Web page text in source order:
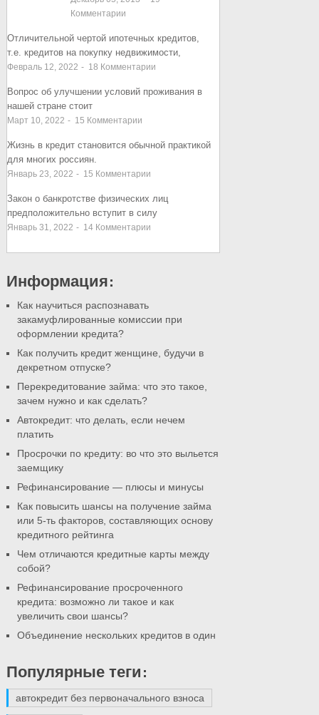
Комментарии
Отличительной чертой ипотечных кредитов,
т.е. кредитов на покупку недвижимости,
Февраль 12, 2022 - 18 Комментарии
Вопрос об улучшении условий проживания в
нашей стране стоит
Март 10, 2022 - 15 Комментарии
Жизнь в кредит становится обычной практикой
для многих россиян.
Январь 23, 2022 - 15 Комментарии
Закон о банкротстве физических лиц
предположительно вступит в силу
Январь 31, 2022 - 14Комментарии
Информация:
Как научиться распознавать
закамуфлированные комиссии при
оформлении кредита?
Как получить кредит женщине, будучи в
декретном отпуске?
Перекредитование займа: что это такое,
зачем нужно и как сделать?
Автокредит: что делать, если нечем
платить
Просрочки по кредиту: во что это выльется
заемщику
Рефинансирование — плюсы и минусы
Как повысить шансы на получение займа
или 5-ть факторов, составляющих основу
кредитного рейтинга
Чем отличаются кредитные карты между
собой?
Рефинансирование просроченного
кредита: возможно ли такое и как
увеличить свои шансы?
Объединение нескольких кредитов в один
Популярные теги:
автокредит без первоначального взноса